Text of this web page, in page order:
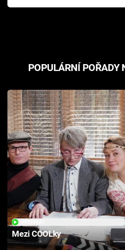
Pottera přišla s ráznou
POPULÁRNÍ POŘADY
Mezi COOLky